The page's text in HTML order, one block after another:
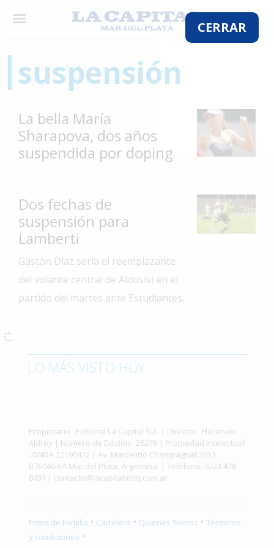
CERRAR
×
El
Mundo
La
Cultura
Tecnología
Gastronomía
Salud
General
Deportes
Policiales
Cartelera
Fotos
suspensión
La bella María
Sharapova, dos años
suspendida por doping
Dos fechas de
suspensión para
Lamberti
Gastón Díaz sería el reemplazante
del volante central de Aldosivi en el
partido del martes ante Estudiantes.
LO MÁS VISTO HOY
Propietario : Editorial La Capital S.A. | Director : Florencio
Aldrey | Número de Edición : 26276 | Propiedad Intelectual
: DNDA 22190412 | Av. Marcelino Champagnat 2551
B7604GXA Mar del Plata, Argentina. | Teléfono: 0223 478
8491 | contacto@lacapitalmdq.com.ar
Fotos de Familia • Cartelera • Quienes Somos • Términos
y condiciones •